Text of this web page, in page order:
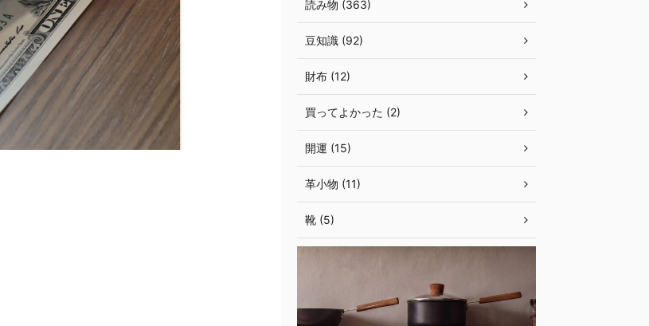
読み物 (363)
豆知識 (92)
財布 (12)
買ってよかった (2)
開運 (15)
革小物 (11)
靴 (5)